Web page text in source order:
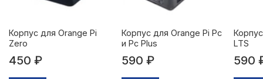
Корпус для Orange Pi
Zero
450 ₽
Корпус для Orange Pi Pc
и Pc Plus
590 ₽
LTS
590